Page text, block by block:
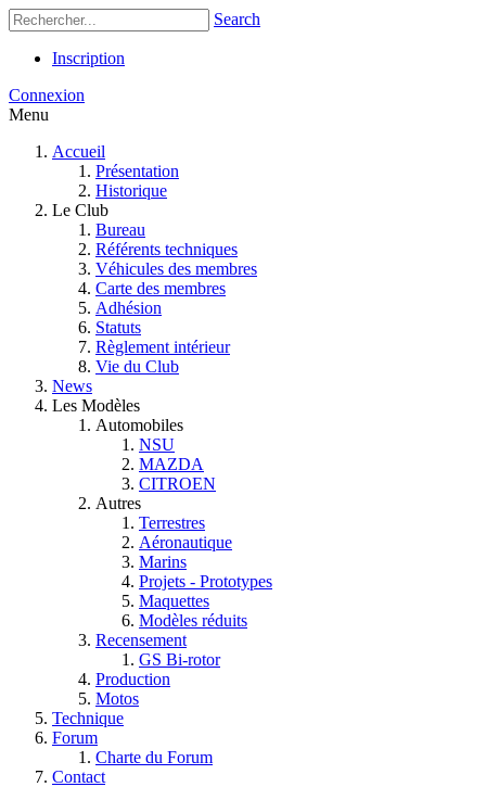
Search
Inscription
Connexion
Menu
Accueil
Présentation
Historique
Le Club
Bureau
Référents techniques
Véhicules des membres
Carte des membres
Adhésion
Statuts
Règlement intérieur
Vie du Club
News
Les Modèles
Automobiles
NSU
MAZDA
CITROEN
Autres
Terrestres
Aéronautique
Marins
Projets - Prototypes
Maquettes
Modèles réduits
Recensement
GS Bi-rotor
Production
Motos
Technique
Forum
Charte du Forum
Contact